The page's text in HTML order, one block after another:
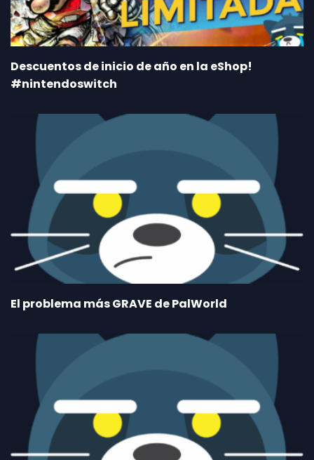
Descuentos de inicio de año en la eShop!
#nintendoswitch
El problema más GRAVE de PalWorld